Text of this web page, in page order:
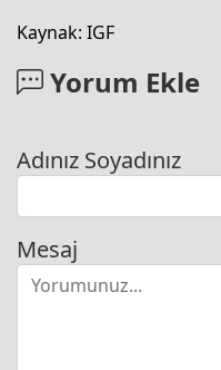
Kaynak: IGF
Yorum Ekle
Adınız Soyadınız
Mesaj